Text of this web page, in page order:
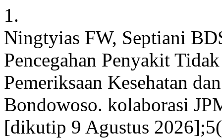
1.
Ningtyias FW, Septiani
Pencegahan Penyakit
Pemeriksaan Kesehatan
Bondowoso. kolaborasi
[dikutip 9 Agustus